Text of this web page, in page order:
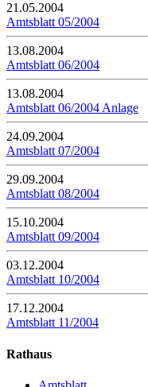
21.05.2004
Amtsblatt 05/2004
13.08.2004
Amtsblatt 06/2004
13.08.2004
Amtsblatt 06/2004 Anlage
24.09.2004
Amtsblatt 07/2004
29.09.2004
Amtsblatt 08/2004
15.10.2004
Amtsblatt 09/2004
03.12.2004
Amtsblatt 10/2004
17.12.2004
Amtsblatt 11/2004
Rathaus